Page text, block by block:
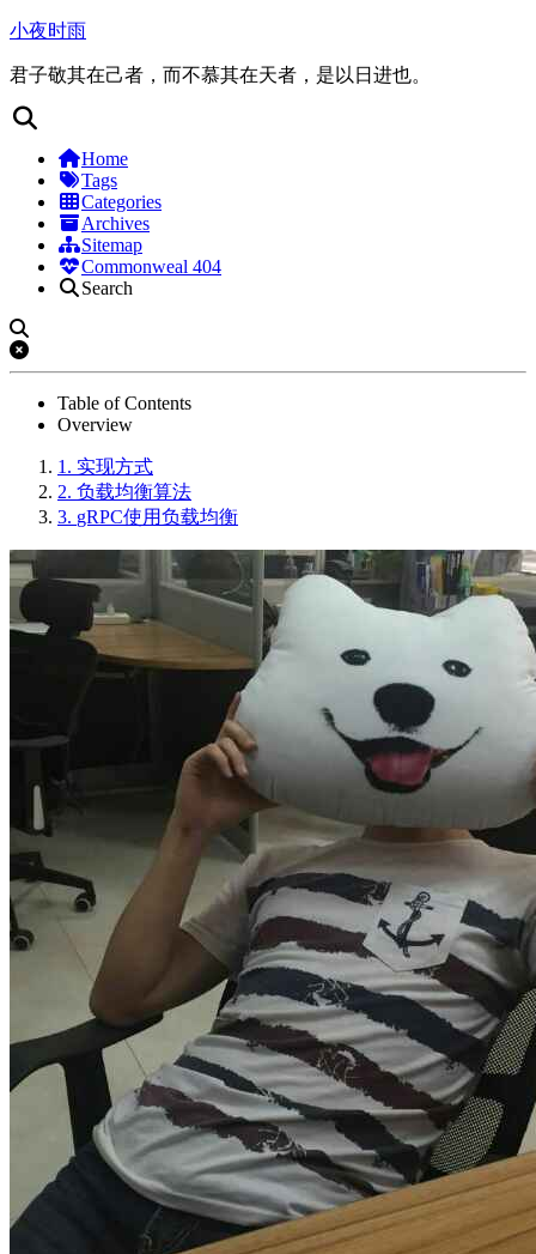
小夜时雨
君子敬其在己者，而不慕其在天者，是以日进也。
Home
Tags
Categories
Archives
Sitemap
Commonweal 404
Search
Table of Contents
Overview
1. 实现方式
2. 负载均衡算法
3. gRPC使用负载均衡